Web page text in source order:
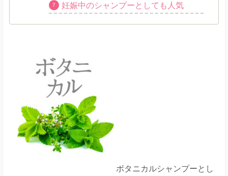
妊娠中のシャンプーとしても人気
ボタニカルシャンプーとし